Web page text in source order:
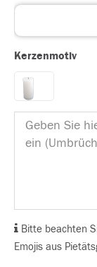
Kerzenmotiv
Bitte beachten
Emojis aus